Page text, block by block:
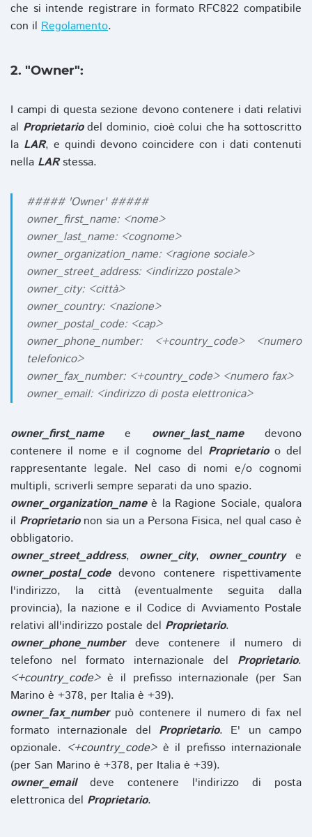
che si intende registrare in formato RFC822 compatibile
con il Regolamento.
2. "Owner":
I campi di questa sezione devono contenere i dati relativi
al Proprietariodel dominio, cioè colui che ha sottoscritto
la LAR, e quindi devono coincidere con i dati contenuti
nella LARstessa.
##### 'Owner' #####
owner_first_name: <nome>
owner_last_name: <cognome>
owner_organization_name: <ragione sociale>
owner_street_address: <indirizzo postale>
owner_city: <città>
owner_country: <nazione>
owner_postal_code: <cap>
owner_phone_number: <+country_code> <numero
telefonico>
owner_fax_number: <+country_code> <numero fax>
owner_email: <indirizzo di posta elettronica>
owner_first_namee owner_last_namedevono
contenere il nome e il cognome del Proprietarioo del
rappresentante legale. Nel caso di nomi e/o cognomi
multipli, scriverli sempre separati da uno spazio.
owner_organization_nameè la Ragione Sociale, qualora
il Proprietarionon sia un a Persona Fisica, nel qual caso è
obbligatorio.
owner_street_address, owner_city, owner_countrye
owner_postal_codedevono contenere rispettivamente
l'indirizzo, la città (eventualmente seguita dalla
provincia), la nazione e il Codice di Avviamento Postale
relativi all'indirizzo postale del Proprietario.
owner_phone_numberdeve contenere il numero di
telefono nel formato internazionale del Proprietario.
<+country_code>è il prefisso internazionale (per San
Marino è +378, per Italia è +39).
owner_fax_numberpuò contenere il numero di fax nel
formato internazionale del Proprietario. E' un campo
opzionale. <+country_code>è il prefisso internazionale
(per San Marino è +378, per Italia è +39).
owner_emaildeve contenere l'indirizzo di posta
elettronica del Proprietario.